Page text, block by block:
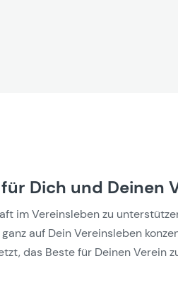
Dich und Deinen
im Vereinsleben zu
auf Dein Vereinsleben
das Beste für Deinen Verein